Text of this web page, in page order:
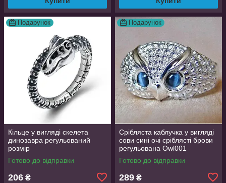
Подарунок
Кільце у вигляді скелета
динозавра регульований
розмір
Готово до відправки
206 ₴
Подарунок
Срібляста каблучка у вигляді
сови сині очі сріблясті брови
регульована Owl001
Готово до відправки
289 ₴